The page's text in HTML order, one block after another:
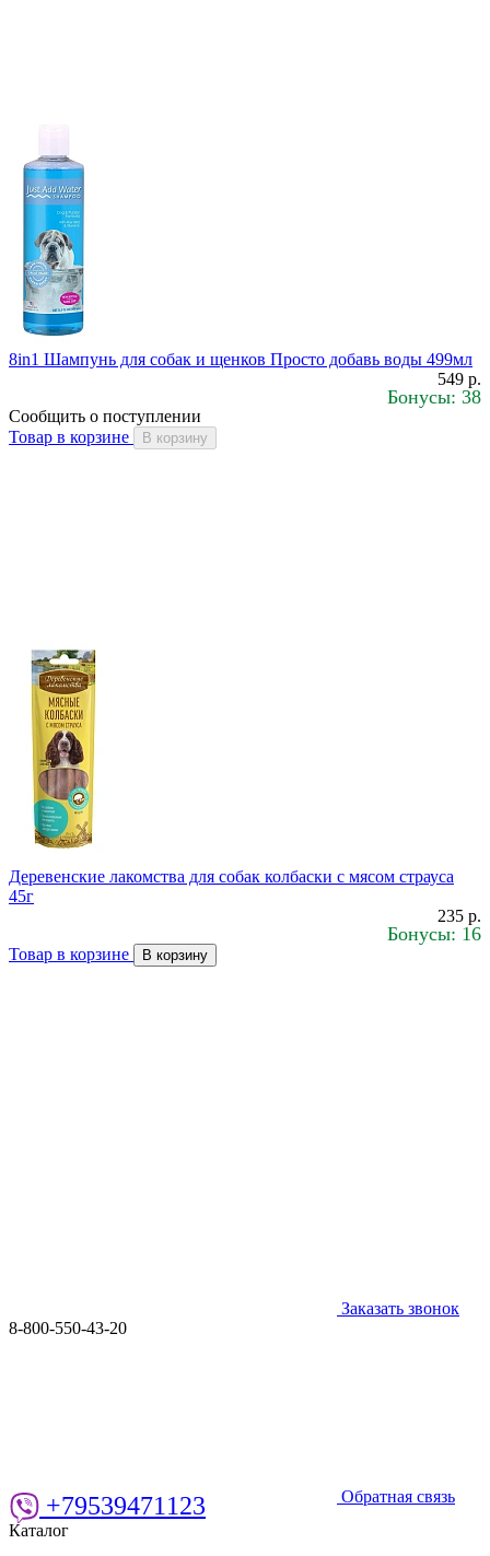
8in1 Шампунь для собак и щенков Просто добавь воды 499мл
549 р.
Бонусы: 38
Сообщить о поступлении
Товар в корзине
В корзину
Деревенские лакомства для собак колбаски с мясом страуса
45г
235 р.
Бонусы: 16
Товар в корзине В корзину
Заказать звонок
8-800-550-43-20
Обратная связь
+79539471123
Каталог